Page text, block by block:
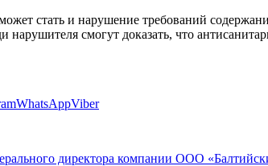
стать и нарушение требований
нарушителя смогут доказать, что
WhatsAppViber
директора компании ООО